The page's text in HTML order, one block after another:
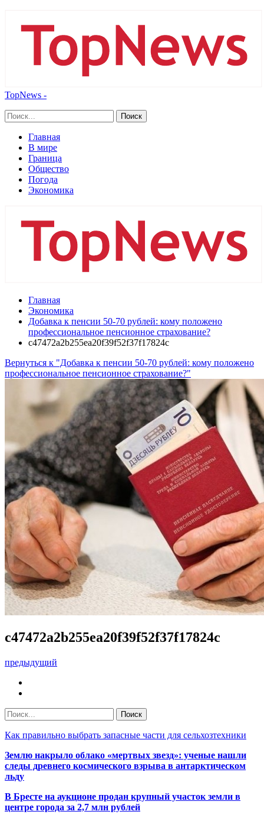
TopNews -
Главная
В мире
Граница
Общество
Погода
Экономика
Главная
Экономика
Добавка к пенсии 50-70 рублей: кому положено
профессиональное пенсионное страхование?
c47472a2b255ea20f39f52f37f17824c
Вернуться к "Добавка к пенсии 50-70 рублей: кому положено
профессиональное пенсионное страхование?"
c47472a2b255ea20f39f52f37f17824c
предыдущий
Как правильно выбрать запасные части для сельхозтехники
Землю накрыло облако «мертвых звезд»: ученые нашли
следы древнего космического взрыва в антарктическом
льду
В Бресте на аукционе продан крупный участок земли в
центре города за 2,7 млн рублей